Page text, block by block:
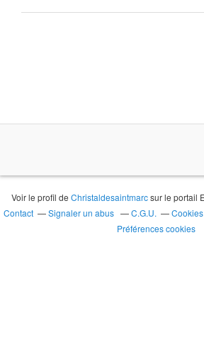
Voir le profil deChristaldesaintmarcsur le portail
Contact
Signaler un abus C.G.U.
Préférences cookies